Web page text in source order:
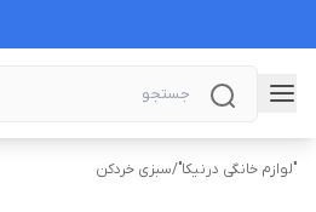
"لوازم خانگی درنیکا"/سبزی خردکن